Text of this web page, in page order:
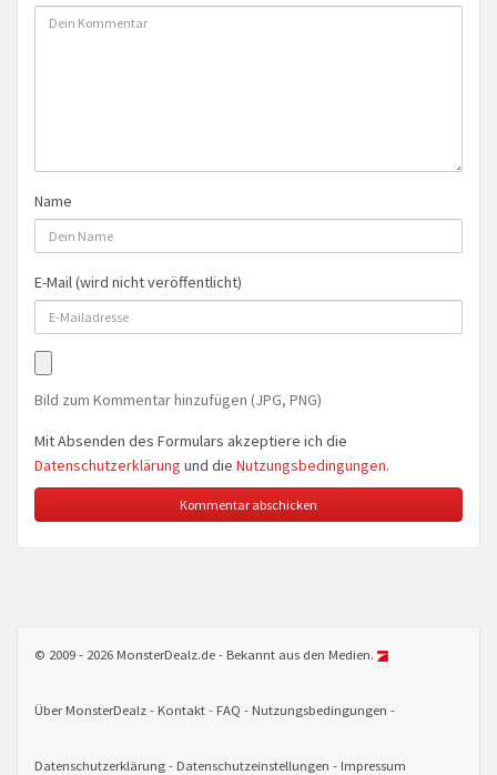
Name
E-Mail (wird nicht veröffentlicht)
Bild zum Kommentar hinzufügen (JPG, PNG)
Mit Absenden des Formulars akzeptiere ich die
Datenschutzerklärung und die Nutzungsbedingungen.
© 2009 - 2026 MonsterDealz.de - Bekannt aus den Medien.
Über MonsterDealz Kontakt FAQ Nutzungsbedingungen
Datenschutzerklärung Datenschutzeinstellungen Impressum